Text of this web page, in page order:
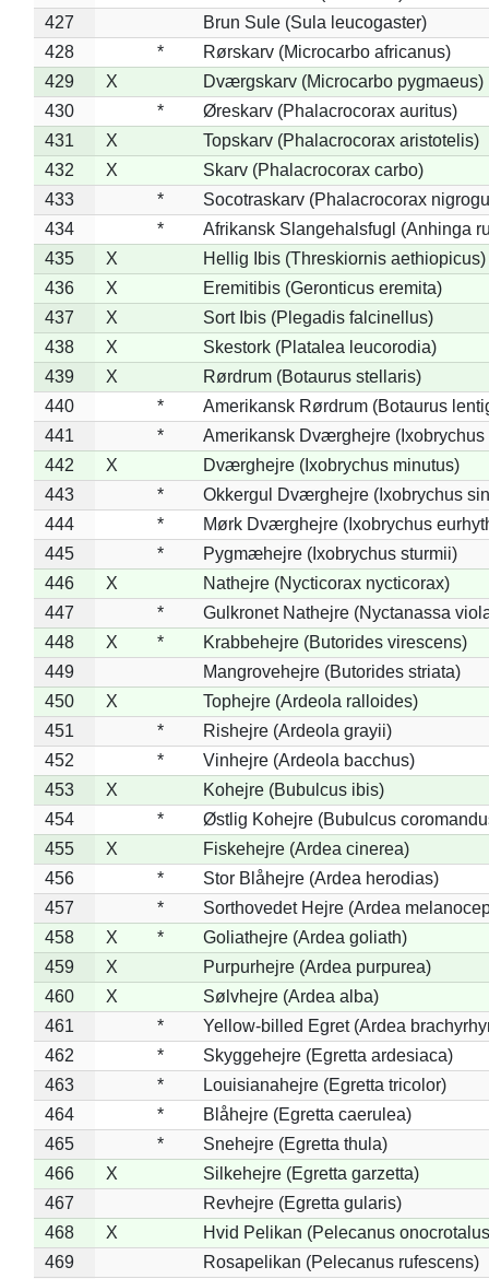
427
Brun Sule (Sula leucogaster)
428
*
Rørskarv (Microcarbo africanus)
429
X
Dværgskarv (Microcarbo pygmaeus)
430
*
Øreskarv (Phalacrocorax auritus)
431
X
Topskarv (Phalacrocorax aristotelis)
432
X
Skarv (Phalacrocorax carbo)
433
*
Socotraskarv (Phalacrocorax
434
*
Afrikansk Slangehalsfugl (Anhinga
435
X
Hellig Ibis (Threskiornis aethiopicus)
436
X
Eremitibis (Geronticus eremita)
437
X
Sort Ibis (Plegadis falcinellus)
438
X
Skestork (Platalea leucorodia)
439
X
Rørdrum (Botaurus stellaris)
440
*
Amerikansk Rørdrum (Botaurus
441
*
Amerikansk Dværghejre (Ixobrychus
442
X
Dværghejre (Ixobrychus minutus)
443
*
Okkergul Dværghejre (Ixobrychus
444
*
Mørk Dværghejre (Ixobrychus
445
*
Pygmæhejre (Ixobrychus sturmii)
446
X
Nathejre (Nycticorax nycticorax)
447
*
Gulkronet Nathejre (Nyctanassa
448
X *
Krabbehejre (Butorides virescens)
449
Mangrovehejre (Butorides striata)
450
X
Tophejre (Ardeola ralloides)
451
*
Rishejre (Ardeola grayii)
452
*
Vinhejre (Ardeola bacchus)
453
X
Kohejre (Bubulcus ibis)
454
*
Østlig Kohejre (Bubulcus
455
X
Fiskehejre (Ardea cinerea)
456
*
Stor Blåhejre (Ardea herodias)
457
*
Sorthovedet Hejre (Ardea
458
X *
Goliathejre (Ardea goliath)
459
X
Purpurhejre (Ardea purpurea)
460
X
Sølvhejre (Ardea alba)
461
*
Yellow-billed Egret (Ardea
462
*
Skyggehejre (Egretta ardesiaca)
463
*
Louisianahejre (Egretta tricolor)
464
*
Blåhejre (Egretta caerulea)
465
*
Snehejre (Egretta thula)
466
X
Silkehejre (Egretta garzetta)
467
Revhejre (Egretta gularis)
468
X
Hvid Pelikan (Pelecanus
469
Rosapelikan (Pelecanus rufescens)